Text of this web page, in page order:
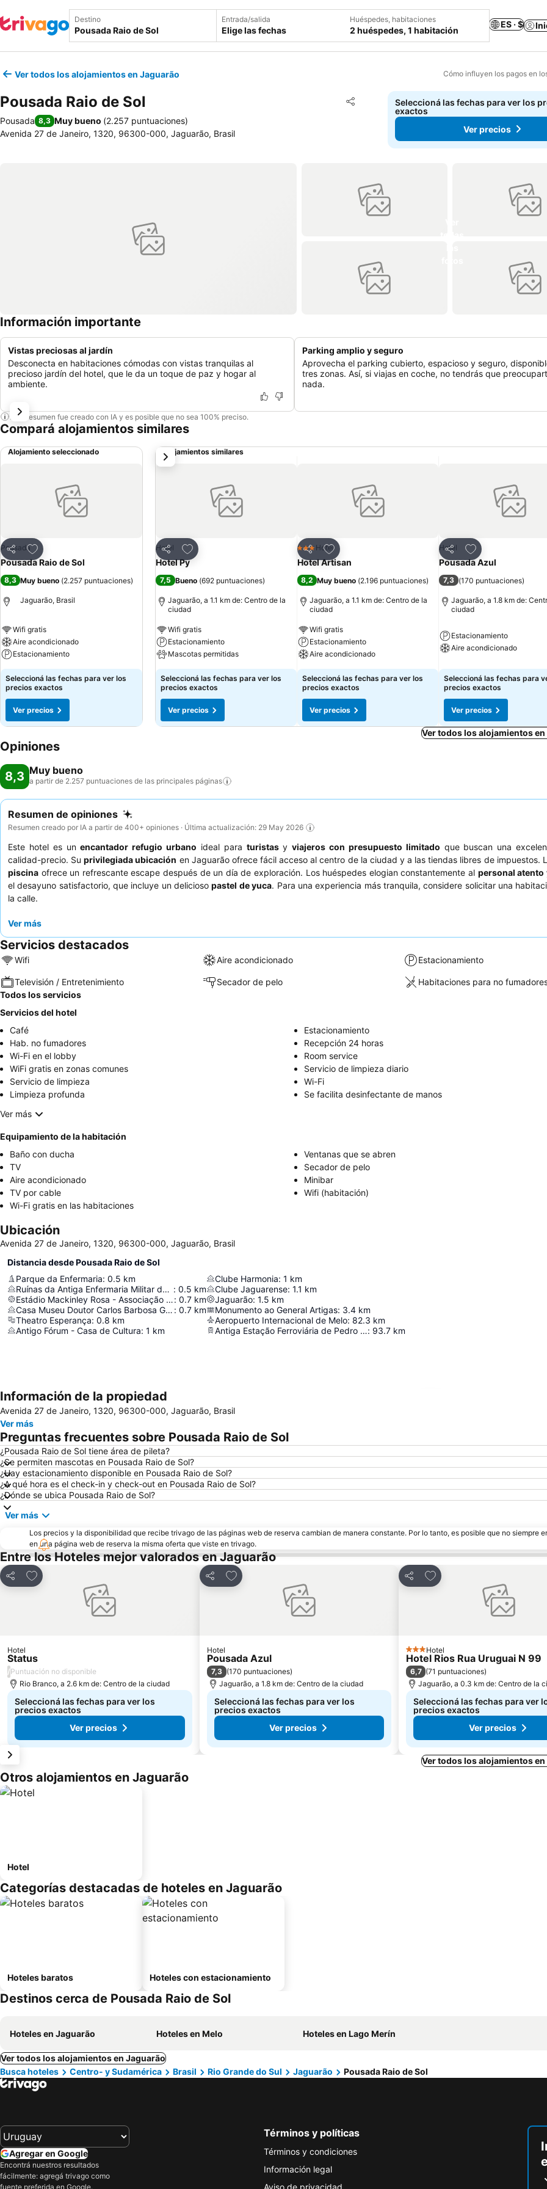
Destino Entrada/salida
Elige las fechas
Huéspedes, habitaciones
2 huéspedes, 1 habitación
ES · $
Ver todos los alojamientos en Jaguarão Cómo influyen los pagos en
Pousada Raio de Sol Compartir
Añadir a favoritos
Pousada 8,3 Muy bueno (2.257 puntuaciones)
Avenida 27 de Janeiro, 1320, 96300-000, Jaguarão, Brasil
Seleccioná las fechas para ver los
exactos
Ver precios
Información importante
Vistas preciosas al jardín
Desconecta en habitaciones cómodas con vistas tranquilas al
precioso jardín del hotel, que le da un toque de paz y hogar al
ambiente.
Parking amplio y seguro
Aprovecha el parking cubierto, espacioso y seguro,
tres zonas. Así, si viajas en coche, no tendrás que
nada.
Este resumen fue creado con IA y es posible que no sea 100% preciso.
Compará alojamientos similares
Alojamiento seleccionado
Compartir
Añadir a favoritos
Pousada
Pousada Raio de Sol
8,3 Muy bueno (2.257 puntuaciones)
Jaguarão, Brasil
Wifi gratis
Aire acondicionado
Estacionamiento
Seleccioná las fechas para ver los
precios exactos
Ver precios
Alojamientos similares
Compartir
Añadir a favoritos
Hotel
Hotel Py
7,5 Bueno (692 puntuaciones)
Jaguarão, a 1.1 km de: Centro de la
ciudad
Wifi gratis
Estacionamiento
Mascotas permitidas
Seleccioná las fechas para ver los
precios exactos
Ver precios
Compartir
Añadir a favoritos
3 Estrellas
Hotel
Hotel Artisan
8,2 Muy bueno (2.196 puntuaciones)
Jaguarão, a 1.1 km de: Centro de la
ciudad
Wifi gratis
Estacionamiento
Aire acondicionado
Seleccioná las fechas para ver los
precios exactos
Ver precios
Compartir
Añadir a favoritos
Hotel
Pousada Azul
7,3 (170 puntuaciones)
Jaguarão, a 1.8 km de:
ciudad
Estacionamiento
Aire acondicionado
Seleccioná las fechas para
precios exactos
Ver precios
siguiente
Ver todos los alojamientos en
Opiniones
8,3 Muy bueno
a partir de 2.257 puntuaciones de las principales páginas
Resumen de opiniones
Resumen creado por IA a partir de 400+ opiniones · Última actualización: 29 May 2026
Este hotel es unencantador refugio urbano ideal para turistasyviajeros con presupuesto limitado que buscan una
calidad-precio. Suprivilegiada ubicación en Jaguarão ofrece fácil acceso al centro de la ciudad y a las tiendas libres de impuestos.
piscina ofrece un refrescante escape después de un día de exploración. Los huéspedes elogian constantemente al personal atento
el desayuno satisfactorio, que incluye un deliciosopastel de yuca. Para una experiencia más tranquila, considere solicitar una
la calle.
Ver más
Servicios destacados
Wifi Aire acondicionado Estacionamiento
Televisión / Entretenimiento Secador de pelo
Habitaciones para no
Todos los servicios
Servicios del hotel
Café
Estacionamiento
Hab. no fumadores
Recepción 24 horas
Wi-Fi en el lobby
Room service
WiFi gratis en zonas comunes
Servicio de limpieza diario
Servicio de limpieza
Wi-Fi
Limpieza profunda
Se facilita desinfectante de manos
Ver más
Equipamiento de la habitación
Baño con ducha
Ventanas que se abren
TV
Secador de pelo
Aire acondicionado
Minibar
TV por cable
Wifi (habitación)
Wi-Fi gratis en las habitaciones
Ubicación
Avenida 27 de Janeiro, 1320, 96300-000, Jaguarão, Brasil
Distancia desde Pousada Raio de Sol
Parque da Enfermaria: 0.5 km
Ruínas da Antiga Enfermaria Militar de Jaguarão : 0.5 km
Estádio Mackinley Rosa - Associação Cruzeiro Jaguarense: 0.7 km
Casa Museu Doutor Carlos Barbosa Gonçalves : 0.7 km
Theatro Esperança: 0.8 km
Antigo Fórum - Casa de Cultura: 1 km
Clube Harmonia: 1 km
Clube Jaguarense: 1.1 km
Jaguarão: 1.5 km
Monumento ao General Artigas: 3.4 km
Aeropuerto Internacional de Melo: 82.3 km
Antiga Estação Ferroviária de Pedro Osório: 93.7 km
Información de la propiedad
Avenida 27 de Janeiro, 1320, 96300-000, Jaguarão, Brasil
Ver más
Preguntas frecuentes sobre Pousada Raio de Sol
¿Pousada Raio de Sol tiene área de pileta?
¿Se permiten mascotas en Pousada Raio de Sol?
¿Hay estacionamiento disponible en Pousada Raio de Sol?
¿A qué hora es el check-in y check-out en Pousada Raio de Sol?
¿Dónde se ubica Pousada Raio de Sol?
Ver más
Los precios y la disponibilidad que recibe trivago de las páginas web de reserva cambian de manera constante. Por lo tanto, es posible que no siempre
en una página web de reserva la misma oferta que viste en trivago.
Entre los Hoteles mejor valorados en Jaguarão
Compartir
Añadir a favoritos
Hotel
Status
/Puntuación no disponible
Rio Branco, a 2.6 km de: Centro de la ciudad
Seleccioná las fechas para ver los
precios exactos
Ver precios
Compartir
Añadir a favoritos
Hotel
Pousada Azul
7,3 (170 puntuaciones)
Jaguarão, a 1.8 km de: Centro de la ciudad
Seleccioná las fechas para ver los
precios exactos
Ver precios
Compartir
Añadir a favoritos
3 Estrellas
Hotel
Hotel Rios Rua Uruguai N 99
6,7 (71 puntuaciones)
Jaguarão, a 0.3 km de: Centro de la
Seleccioná las fechas para ver
precios exactos
Ver precios
Ver todos los alojamientos en
Otros alojamientos en Jaguarão
Hotel
Categorías destacadas de hoteles en Jaguarão
Hoteles baratos Hoteles con estacionamiento
Destinos cerca de Pousada Raio de Sol
Hoteles en Jaguarão Hoteles en Melo Hoteles en Lago Merín
Ver todos los alojamientos en Jaguarão
Busca hoteles
Centro- y Sudamérica Brasil Rio Grande do Sul Jaguarão Pousada Raio de Sol
Agregar en Google
Encontrá nuestros resultados
fácilmente: agregá trivago como
fuente preferida en Google.
Términos y políticas
Términos y condiciones
Información legal
Aviso de privacidad